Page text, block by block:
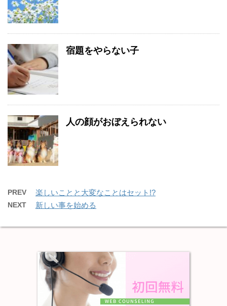
宿題をやらない子
人の顔がおぼえられない
PREV 楽しいことと大変なことはセット!?
NEXT 新しい事を始める